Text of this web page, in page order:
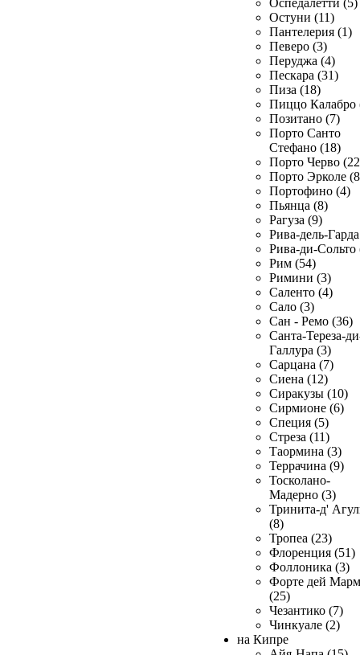
Оспедалетти (5)
Остуни (11)
Пантелерия (1)
Певеро (3)
Перуджа (4)
Пескара (31)
Пиза (18)
Пиццо Калабро
Позитано (7)
Порто Санто
Стефано (18)
Порто Черво
Порто Эрколе
Портофино (4)
Пьянца (8)
Рагуза (9)
Рива-дель-
Рива-ди-Сольто
Рим (54)
Римини (3)
Саленто (4)
Сало (3)
Сан - Ремо (36)
Санта-Тереза-
Галлура (3)
Сарцана (7)
Сиена (12)
Сиракузы (10)
Сирмионе (6)
Специя (5)
Стреза (11)
Таормина (3)
Террачина (9)
Тосколано-
Мадерно (3)
Тринита-д'
(8)
Тропеа (23)
Флоренция (51)
Фоллоника (3)
Форте дей
(25)
Чезантико (7)
Чинкуале (2)
на Кипре